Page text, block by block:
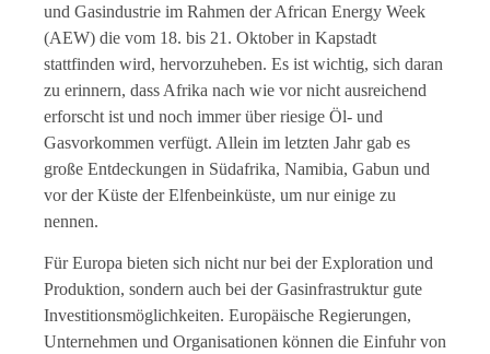
und Gasindustrie im Rahmen der African Energy Week
(AEW) die vom 18. bis 21. Oktober in Kapstadt
stattfinden wird, hervorzuheben. Es ist wichtig, sich daran
zu erinnern, dass Afrika nach wie vor nicht ausreichend
erforscht ist und noch immer über riesige Öl- und
Gasvorkommen verfügt. Allein im letzten Jahr gab es
große Entdeckungen in Südafrika, Namibia, Gabun und
vor der Küste der Elfenbeinküste, um nur einige zu
nennen.
Für Europa bieten sich nicht nur bei der Exploration und
Produktion, sondern auch bei der Gasinfrastruktur gute
Investitionsmöglichkeiten. Europäische Regierungen,
Unternehmen und Organisationen können die Einfuhr von